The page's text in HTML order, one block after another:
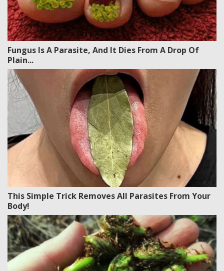
Fungus Is A Parasite, And It Dies From A Drop Of
Plain...
This Simple Trick Removes All Parasites From Your
Body!